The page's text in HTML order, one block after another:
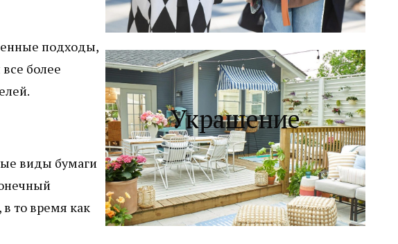
подходы,
более
виды бумаги
то время как
Украшение